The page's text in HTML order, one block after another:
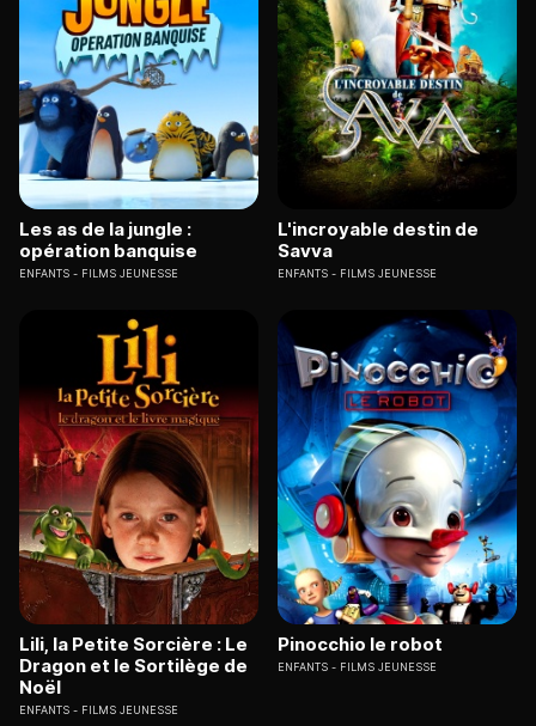
Les as de la jungle :
opération banquise
ENFANTS FILMS JEUNESSE
L'incroyable destin de
Savva
ENFANTS FILMS JEUNESSE
Lili, la Petite Sorcière : Le
Dragon et le Sortilège de
Noël
ENFANTS FILMS JEUNESSE
Pinocchio le robot
ENFANTS FILMS JEUNESSE